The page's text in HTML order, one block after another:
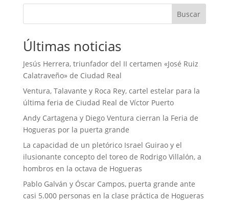
Buscar
Últimas noticias
Jesús Herrera, triunfador del II certamen «José Ruiz
Calatraveño» de Ciudad Real
Ventura, Talavante y Roca Rey, cartel estelar para la
última feria de Ciudad Real de Víctor Puerto
Andy Cartagena y Diego Ventura cierran la Feria de
Hogueras por la puerta grande
La capacidad de un pletórico Israel Guirao y el
ilusionante concepto del toreo de Rodrigo Villalón, a
hombros en la octava de Hogueras
Pablo Galván y Óscar Campos, puerta grande ante
casi 5.000 personas en la clase práctica de Hogueras